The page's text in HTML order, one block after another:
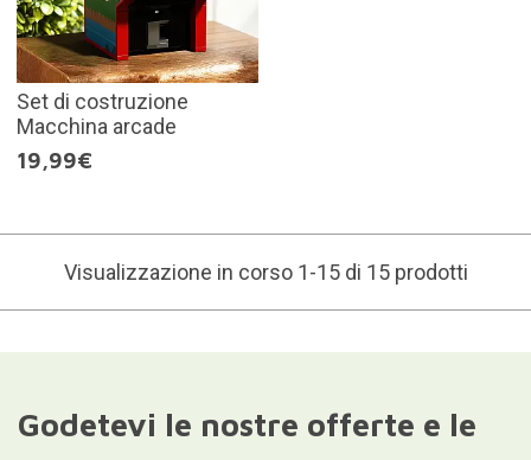
Set di costruzione
Macchina arcade
19,99€
Visualizzazione in corso 1-15 di 15 prodotti
Godetevi le nostre offerte e le